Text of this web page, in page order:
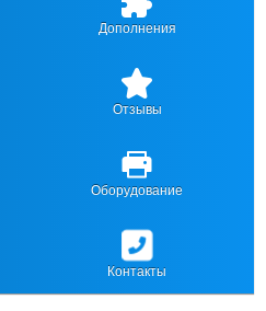
Дополнения
Отзывы
Оборудование
Контакты